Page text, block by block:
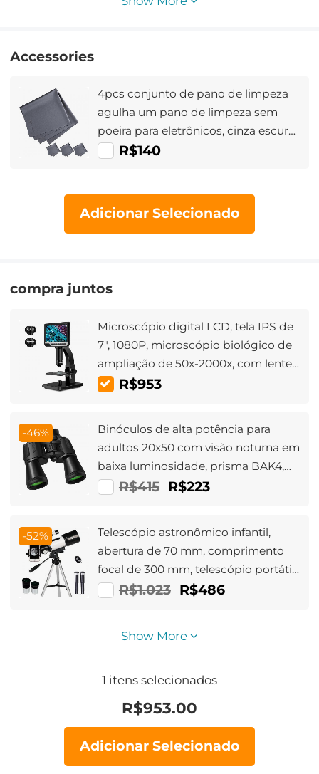
Accessories
4pcs conjunto de pano de limpeza
agulha um pano de limpeza sem
poeira para eletrônicos, cinza escuro,
40,6 * 40,6 cm, embalagem de saco
R$140
Adicionar Selecionado
compra juntos
Microscópio digital LCD, tela IPS de
7", 1080P, microscópio biológico de
ampliação de 50x-2000x, com lentes
duplas, 11 luzes LED ajustáveis,
R$953
-46%
Binóculos de alta potência para
adultos 20x50 com visão noturna em
baixa luminosidade, prisma BAK4,
lente de revestimento multicamadas
observação de pássaros, viagens,
shows, esportes ao ar
R$415 R$223
-52%
Telescópio astronômico infantil,
abertura de 70 mm, comprimento
focal de 300 mm, telescópio portátil
com tripé, suporte para telefone e
R$1.023 R$486
Show More
1 itens selecionados
R$953.00
Adicionar Selecionado